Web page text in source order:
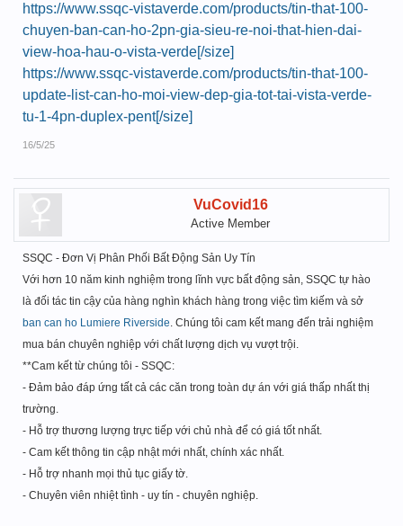
https://www.ssqc-vistaverde.com/products/tin-that-100-
chuyen-ban-can-ho-2pn-gia-sieu-re-noi-that-hien-dai-
view-hoa-hau-o-vista-verde[/size]
https://www.ssqc-vistaverde.com/products/tin-that-100-
update-list-can-ho-moi-view-dep-gia-tot-tai-vista-verde-
tu-1-4pn-duplex-pent[/size]
16/5/25
VuCovid16
Active Member
SSQC - Đơn Vị Phân Phối Bất Động Sản Uy Tín
Với hơn 10 năm kinh nghiệm trong lĩnh vực bất động sản, SSQC tự hào
là đối tác tin cậy của hàng nghìn khách hàng trong việc tìm kiếm và sở
ban can ho Lumiere Riverside. Chúng tôi cam kết mang đến trải nghiệm
mua bán chuyên nghiệp với chất lượng dịch vụ vượt trội.
**Cam kết từ chúng tôi - SSQC:
- Đảm bảo đáp ứng tất cả các căn trong toàn dự án với giá thấp nhất thị
trường.
- Hỗ trợ thương lượng trực tiếp với chủ nhà để có giá tốt nhất.
- Cam kết thông tin cập nhật mới nhất, chính xác nhất.
- Hỗ trợ nhanh mọi thủ tục giấy tờ.
- Chuyên viên nhiệt tình - uy tín - chuyên nghiệp.